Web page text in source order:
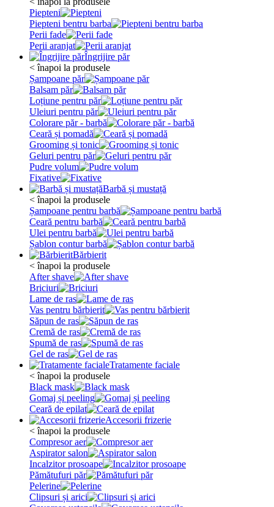
Piepteni
Piepteni bentru barba
Perii fade
Perii aranjat
Îngrijire păr
< înapoi la produsele
Șampoane păr
Balsam păr
Loțiune pentru păr
Uleiuri pentru păr
Colorare păr - barbă
Ceară și pomadă
Grooming și tonic
Geluri pentru păr
Pudre volum
Fixative
Barbă și mustață
< înapoi la produsele
Șampoane pentru barbă
Ceară pentru barbă
Ulei pentru barbă
Șablon contur barbă
Bărbierit
< înapoi la produsele
After shave
Briciuri
Lame de ras
Vas pentru bărbierit
Săpun de ras
Cremă de ras
Spumă de ras
Gel de ras
Tratamente faciale
< înapoi la produsele
Black mask
Gomaj și peeling
Ceară de epilat
Accesorii frizerie
< înapoi la produsele
Compresor aer
Aspirator salon
Incalzitor prosoape
Pămătufuri păr
Pelerine
Clipsuri și arici